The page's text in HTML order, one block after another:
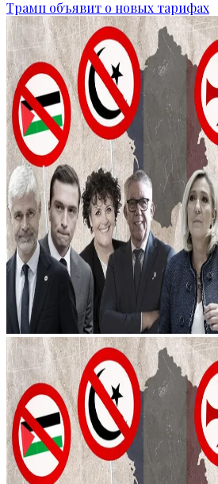
Трамп объявит о новых тарифах